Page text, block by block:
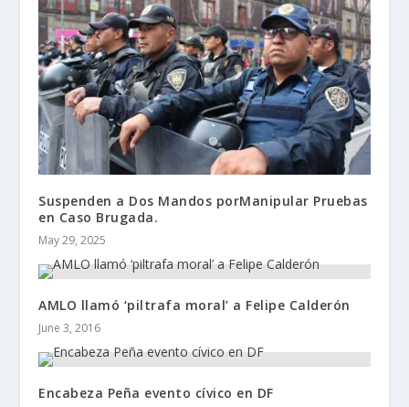
Suspenden a Dos Mandos porManipular Pruebas
en Caso Brugada.
May 29, 2025
AMLO llamó ‘piltrafa moral’ a Felipe Calderón
June 3, 2016
Encabeza Peña evento cívico en DF